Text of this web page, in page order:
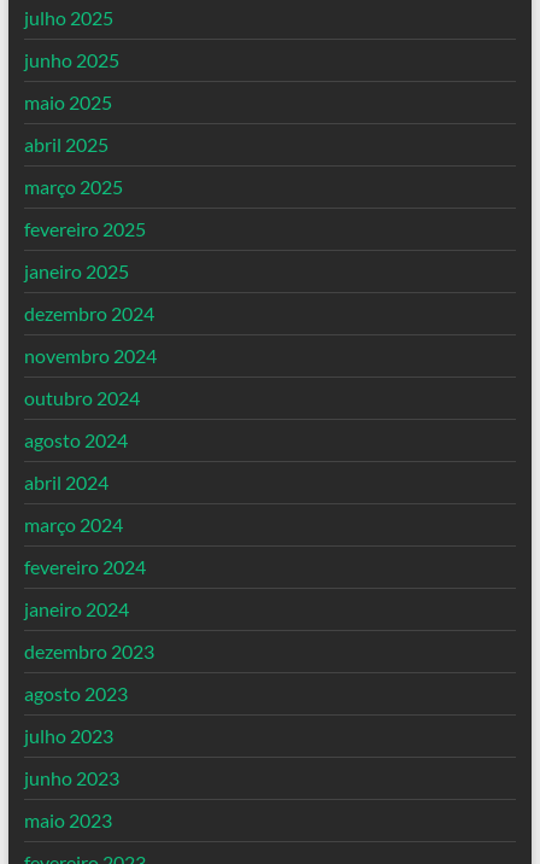
julho 2025
junho 2025
maio 2025
abril 2025
março 2025
fevereiro 2025
janeiro 2025
dezembro 2024
novembro 2024
outubro 2024
agosto 2024
abril 2024
março 2024
fevereiro 2024
janeiro 2024
dezembro 2023
agosto 2023
julho 2023
junho 2023
maio 2023